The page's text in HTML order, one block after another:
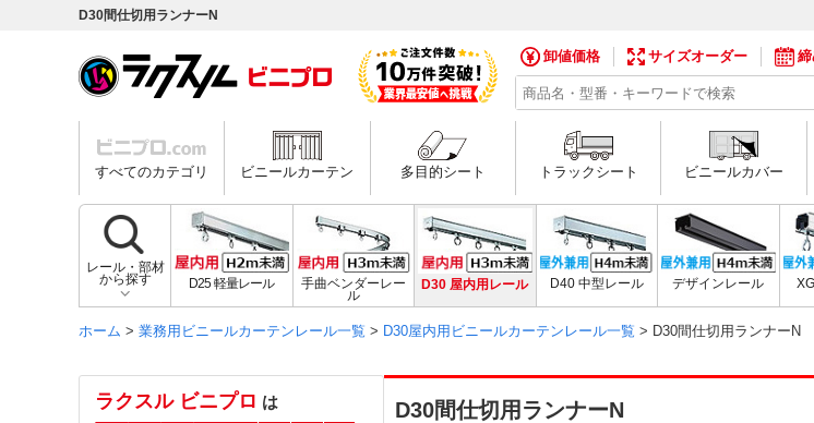
D30間仕切用ランナーN
卸値価格 サイズオーダー
すべてのカテゴリ ビニールカーテン 多目的シート トラックシート ビニールカバー
レール・部材
から探す
D25 軽量レール
手曲ベンダーレー
ル
D30 屋内用レール D40 中型レール デザインレール
ホーム > 業務用ビニールカーテンレール一覧 > D30屋内用ビニールカーテンレール一覧 > D30間仕切用ランナーN
D30間仕切用ランナーN
ラクスル ビニプロ は